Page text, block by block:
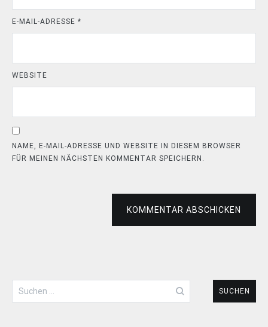
E-MAIL-ADRESSE *
WEBSITE
NAME, E-MAIL-ADRESSE UND WEBSITE IN DIESEM BROWSER
FÜR MEINEN NÄCHSTEN KOMMENTAR SPEICHERN.
KOMMENTAR ABSCHICKEN
Suchen
nach: